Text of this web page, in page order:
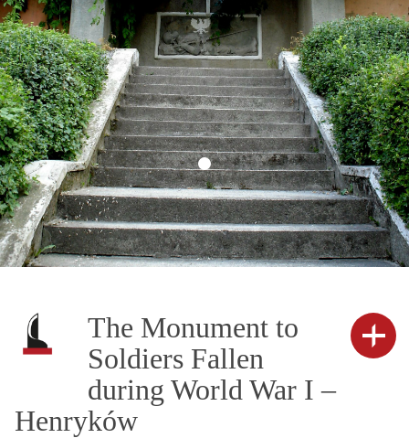
The Monument to
Soldiers Fallen
during World War I –
Henryków